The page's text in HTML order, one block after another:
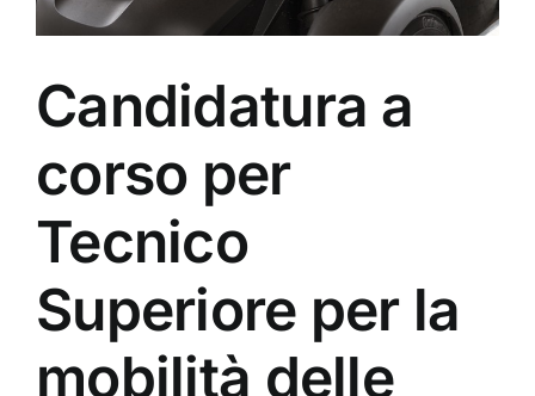
Candidatura a
corso per
Tecnico
Superiore per la
mobilità delle